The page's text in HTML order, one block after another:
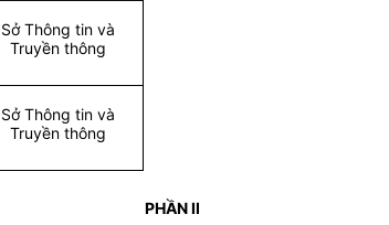
Sở Thông tin và
Truyền thông
Sở Thông tin và
Truyền thông
PHẦN II